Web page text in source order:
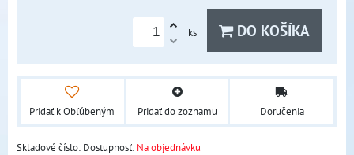
ks DO KOŠÍKA
Pridať k Obľúbeným Pridať do zoznamu Doručenia
Skladové číslo: Dostupnosť: Na objednávku